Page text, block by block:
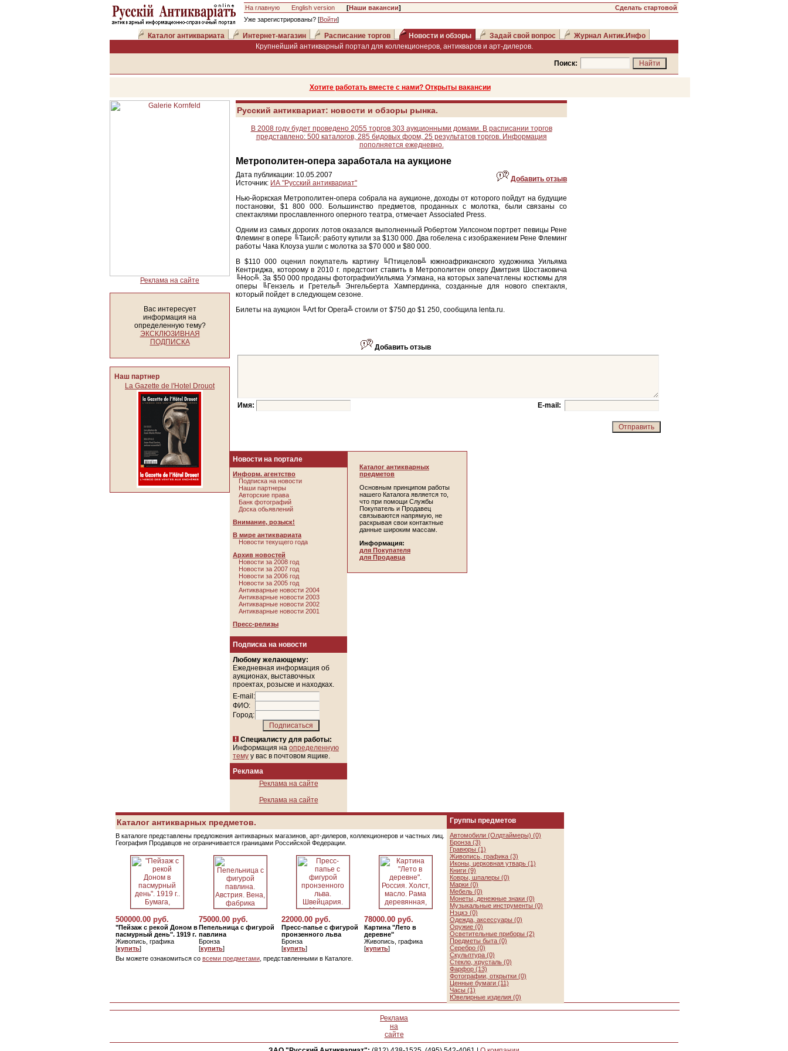
На главную English version [Наши вакансии]
Уже зарегистрированы? [Войти]
Сделать стартовой
Каталог антиквариата Интернет-магазин Расписание торгов Новости и обзоры Задай свой вопрос
Журнал Антик.Инфо
Крупнейший антикварный портал для коллекционеров, антикваров и арт-дилеров.
Поиск:
Хотите работать вместе с нами? Открыты вакансии
Реклама на сайте
Вас интересует
информация на
определенную тему?
ЭКСКЛЮЗИВНАЯ
ПОДПИСКА
Наш партнер
La Gazette de l'Hotel Drouot
Русский антиквариат: новости и обзоры рынка.
В 2008 году будет проведено 2055 торгов 303 аукционными домами. В расписании торгов
представлено: 500 каталогов, 285 бидовых форм, 25 результатов торгов. Информация
пополняется ежедневно.
Метрополитен-опера заработала на аукционе
Дата публикации: 10.05.2007
Источник: ИА "Русский антиквариат" Добавить отзыв
Нью-йоркская Метрополитен-опера собрала на аукционе, доходы от которого пойдут на будущие
постановки, $1 800 000. Большинство предметов, проданных с молотка, были связаны со
спектаклями прославленного оперного театра, отмечает Associated Press.
Одним из самых дорогих лотов оказался выполненный Робертом Уилсоном портрет певицы Рене
Флеминг в опере ╚Таис╩: работу купили за $130 000. Два гобелена с изображением Рене Флеминг
работы Чака Клоуза ушли с молотка за $70 000 и $80 000.
В $110 000 оценил покупатель картину ╚Птицелов╩ южноафриканского художника Уильяма
Кентриджа, которому в 2010 г. предстоит ставить в Метрополитен оперу Дмитрия Шостаковича
╚Нос╩. За $50 000 проданы фотографииУильяма Уэгмана, на которых запечатлены костюмы для
оперы ╚Гензель и Гретель╩ Энгельберта Хампердинка, созданные для нового спектакля,
который пойдет в следующем сезоне.
Билеты на аукцион ╚Art for Opera╩ стоили от $750 до $1 250, сообщила lenta.ru.
Добавить отзыв
Имя: E-mail:
Новости на портале
Информ. агентство
Подписка на новости
Наши партнеры
Авторские права
Банк фотографий
Доска обьявлений
Внимание, розыск!
В мире антиквариата
Новости текущего года
Архив новостей
Новости за 2008 год
Новости за 2007 год
Новости за 2006 год
Новости за 2005 год
Антикварные новости 2004
Антикварные новости 2003
Антикварные новости 2002
Антикварные новости 2001
Пресс-релизы
Подписка на новости
Любому желающему:
Ежедневная информация об
аукционах, выставочных
проектах, розыске и находках.
E-mail:
ФИО:
Город:
Специалисту для работы:
Информация на определенную
тему у вас в почтовом ящике.
Реклама
Реклама на сайте
Реклама на сайте
Каталог антикварных
предметов
Основным принципом работы
нашего Каталога является то,
что при помощи Службы
Покупатель и Продавец
связываются напрямую, не
раскрывая свои контактные
данные широким массам.
Информация:
для Покупателя
для Продавца
Каталог антикварных предметов.
В каталоге представлены предложения антикварных магазинов, арт-дилеров, коллекционеров и частных лиц.
География Продавцов не ограничивается границами Российской Федерации.
500000.00 руб.
"Пейзаж с рекой Доном в
пасмурный день". 1919 г.
Живопись, графика
[купить]
75000.00 руб.
Пепельница с фигурой
павлина
Бронза
[купить]
22000.00 руб.
Пресс-папье с фигурой
пронзенного льва
Бронза
[купить]
78000.00 руб.
Картина "Лето в
деревне"
Живопись, графика
[купить]
Вы можете ознакомиться со всеми предметами , представленными в Каталоге.
Группы предметов
Автомобили (Олдтаймеры) (0)
Бронза (3)
Гравюры (1)
Живопись, графика (3)
Иконы, церковная утварь (1)
Книги (9)
Ковры, шпалеры (0)
Марки (0)
Мебель (0)
Монеты, денежные знаки (0)
Музыкальные инструменты (0)
Нэцкэ (0)
Одежда, аксессуары (0)
Оружие (0)
Осветительные приборы (2)
Предметы быта (0)
Серебро (0)
Скульптура (0)
Стекло, хрусталь (0)
Фарфор (13)
Фотографии, открытки (0)
Ценные бумаги (11)
Часы (1)
Ювелирные изделия (0)
Реклама
на
сайте